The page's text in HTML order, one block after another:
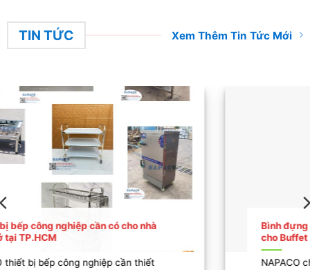
TIN TỨC Xem Thêm Tin Tức Mới
Bình đựng nước trái cây chất lượng chuyên dùng
cho Buffet
NAPACO chuyên cung cấp bình đựng nước trái